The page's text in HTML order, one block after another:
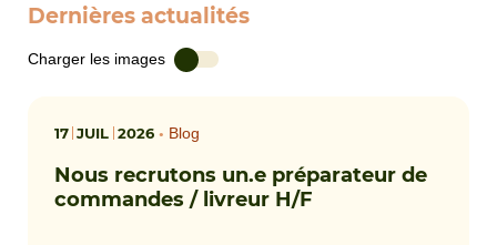
Dernières actualités
Charger les images
17 JUIL 2026• Blog
Nous recrutons un.e préparateur de
commandes / livreur H/F